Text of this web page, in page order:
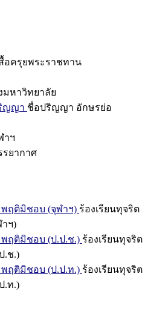
อครุยพระราชทาน
มหาวิทยาลัย
ญญา ชื่อปริญญา อักษรย่อ
าฯ
ยากาศ
พฤติมิชอบ (จุฬาฯ) ร้องเรียนทุจริต
ฯ)
พฤติมิชอบ (ป.ป.ช.) ร้องเรียนทุจริต
.ช.)
พฤติมิชอบ (ป.ป.ท.) ร้องเรียนทุจริต
.ท.)